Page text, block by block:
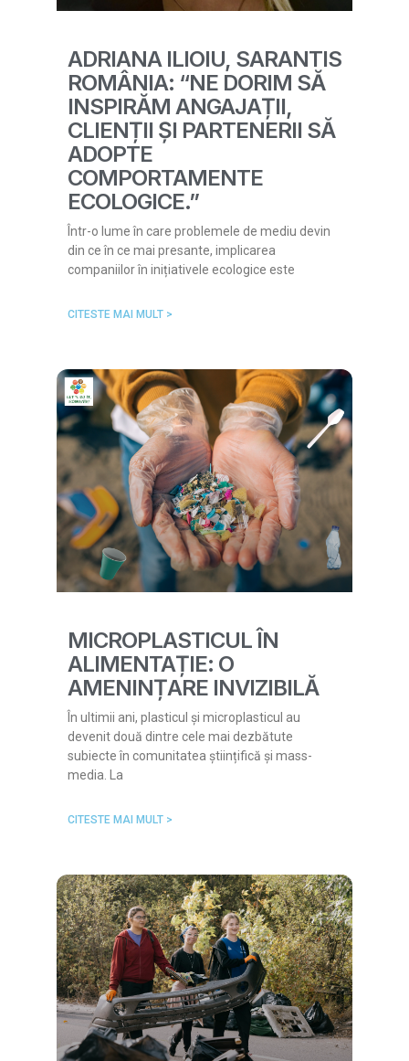
ADRIANA ILIOIU, SARANTIS
ROMÂNIA: “NE DORIM SĂ
INSPIRĂM ANGAJAȚII,
CLIENȚII ȘI PARTENERII SĂ
ADOPTE
COMPORTAMENTE
ECOLOGICE.”
Într-o lume în care problemele de mediu devin
din ce în ce mai presante, implicarea
companiilor în inițiativele ecologice este
CITESTE MAI MULT >
MICROPLASTICUL ÎN
ALIMENTAȚIE: O
AMENINȚARE INVIZIBILĂ
În ultimii ani, plasticul și microplasticul au
devenit două dintre cele mai dezbătute
subiecte în comunitatea științifică și mass-
media. La
CITESTE MAI MULT >